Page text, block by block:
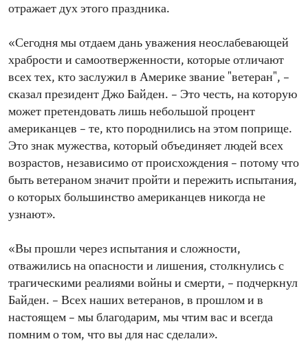
отражает дух этого праздника.
«Сегодня мы отдаем дань уважения неослабевающей
храбрости и самоотверженности, которые отличают
всех тех, кто заслужил в Америке звание "ветеран", –
сказал президент Джо Байден. – Это честь, на которую
может претендовать лишь небольшой процент
американцев – те, кто породнились на этом поприще.
Это знак мужества, который объединяет людей всех
возрастов, независимо от происхождения – потому что
быть ветераном значит пройти и пережить испытания,
о которых большинство американцев никогда не
узнают».
«Вы прошли через испытания и сложности,
отважились на опасности и лишения, столкнулись с
трагическими реалиями войны и смерти, – подчеркнул
Байден. – Всех наших ветеранов, в прошлом и в
настоящем – мы благодарим, мы чтим вас и всегда
помним о том, что вы для нас сделали».